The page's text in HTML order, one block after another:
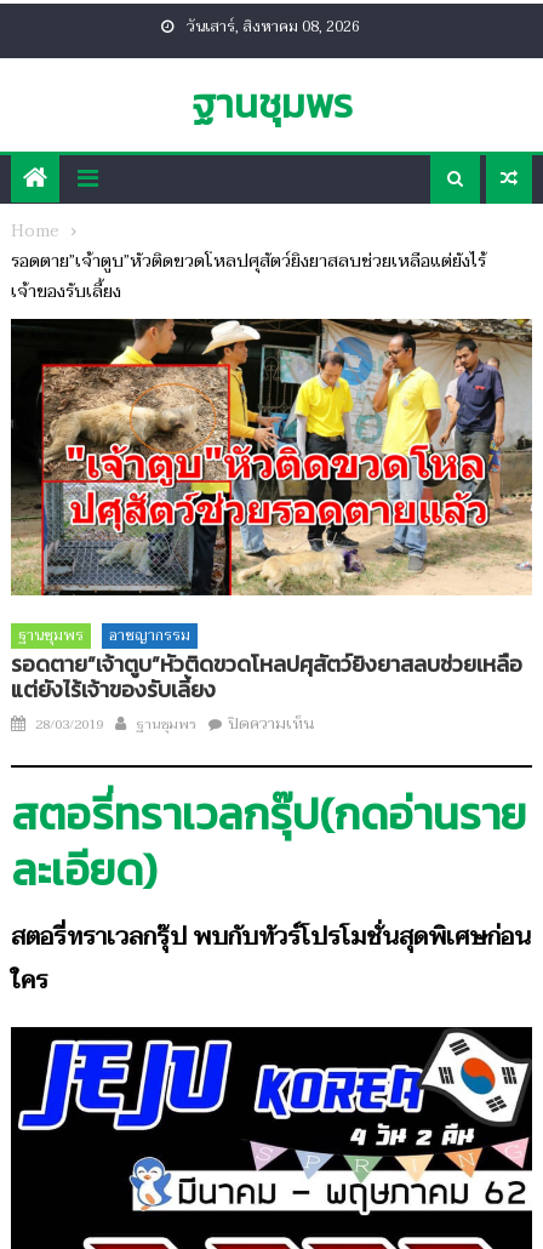
วันเสาร์, สิงหาคม 08, 2026
ฐานชุมพร
Home
รอดตาย”เจ้าตูบ”หัวติดขวดโหลปศุสัตว์ยิงยาสลบช่วยเหลือแต่ยังไร้
เจ้าของรับเลี้ยง
ฐานชุมพร อาชญากรรม
รอดตาย”เจ้าตูบ”หัวติดขวดโหลปศุสัตว์ยิงยาสลบช่วยเหลือ
แต่ยังไร้เจ้าของรับเลี้ยง
Posted
28/03/2019 Author
ฐานชุมพร ปิดความเห็นบน
ตาย”เจ้า
ตูบ”หัว
ติด
ยาสลบ
แต่
ไร้
เจ้าของ
เลี้ยง
สตอรี่ทราเวลกรุ๊ป(กดอ่านราย
ละเอียด)
สตอรี่ทราเวลกรุ๊ป พบกับทัวร์โปรโมชั่นสุดพิเศษก่อน
ใคร